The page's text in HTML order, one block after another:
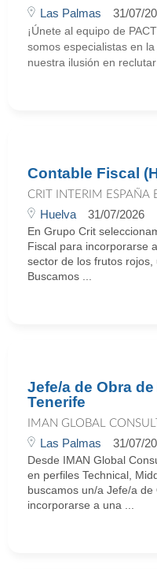
Las Palmas 31/07/
¡Únete al equipo de
somos especialistas en
nuestra ilusión en
Contable Fiscal
CRIT INTERIM ESPAÑA
Huelva 31/07/2026
En Grupo Crit
Fiscal para incorporarse
sector de los frutos rojos,
Buscamos ...
Jefe/a de Obra de
Tenerife
IMAN GLOBAL
Las Palmas 31/07/
Desde IMAN Global
en perfiles Technical,
buscamos un/a Jefe/a
incorporarse a una ...